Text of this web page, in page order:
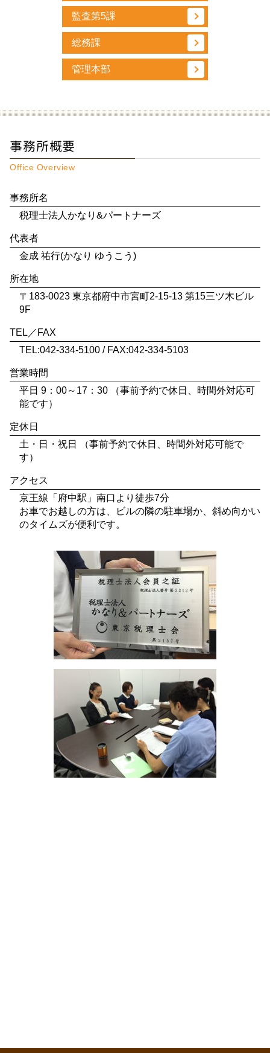
監査第5課
総務課
管理本部
事務所概要
Office Overview
事務所名
税理士法人かなり&パートナーズ
代表者
金成 祐行(かなり ゆうこう)
所在地
〒183-0023 東京都府中市宮町2-15-13 第15三ツ木ビル
9F
TEL／FAX
TEL:042-334-5100 / FAX:042-334-5103
営業時間
平日 9：00～17：30 （事前予約で休日、時間外対応可
能です）
定休日
土・日・祝日 （事前予約で休日、時間外対応可能で
す）
アクセス
京王線「府中駅」南口より徒歩7分
お車でお越しの方は、ビルの隣の駐車場か、斜め向かい
のタイムズが便利です。